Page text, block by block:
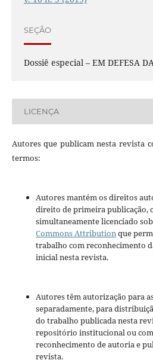
SEÇÃO
Dossiê especial – EM DEFESA
LICENÇA
Autores que publicam nesta revista
termos:
Autores mantém os direitos
direito de primeira publicação,
simultaneamente licenciado
Commons Attributionque
trabalho com reconhecimento
inicial nesta revista.
Autores têm autorização para
separadamente, para
do trabalho publicada nesta
repositório institucional ou
reconhecimento de autoria e
revista.